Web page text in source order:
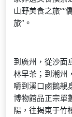
山野美食之旅”“
旅”。
到廣州，從沙面
林早茶；到潮州
嚼到溪口鹵鵝親
博物館品正宗單
陽，往揭東于竹